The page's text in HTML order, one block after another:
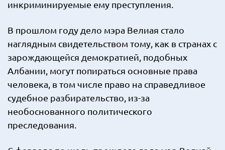
инкриминируемые ему преступления.
В прошлом году дело мэра Велиая стало
наглядным свидетельством тому, как в странах с
зарождающейся демократией, подобных
Албании, могут попираться основные права
человека, в том числе право на справедливое
судебное разбирательство, из-за
необоснованного политического
преследования.